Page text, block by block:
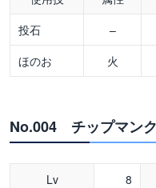
投石
–
ほのお
火
No.004 チップマンク
Lv 8